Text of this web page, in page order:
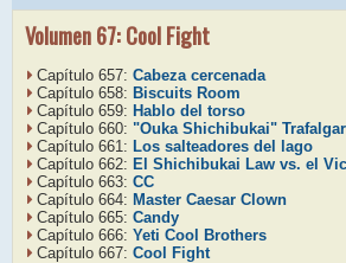
Volumen 67: Cool Fight
Capítulo 657: Cabeza cercenada
Capítulo 658: Biscuits Room
Capítulo 659: Hablo del torso
Capítulo 660: "Ouka Shichibukai"
Capítulo 661: Los salteadores del lago
Capítulo 662: El Shichibukai Law vs. el
Capítulo 663: CC
Capítulo 664: Master Caesar Clown
Capítulo 665: Candy
Capítulo 666: Yeti Cool Brothers
Capítulo 667: Cool Fight